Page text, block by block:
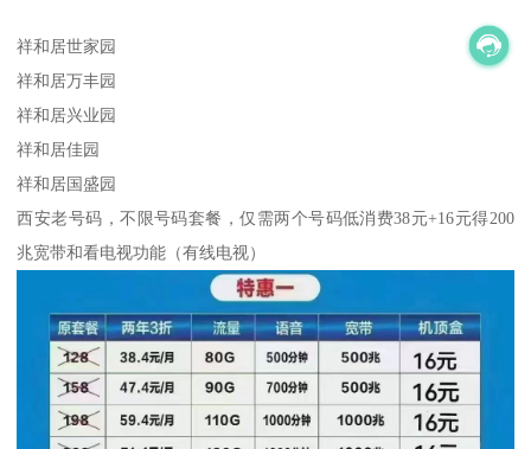
祥和居世家园
祥和居万丰园
祥和居兴业园
祥和居佳园
祥和居国盛园
西安老号码，不限号码套餐，仅需两个号码低消费38元+16元得200
兆宽带和看电视功能（有线电视）